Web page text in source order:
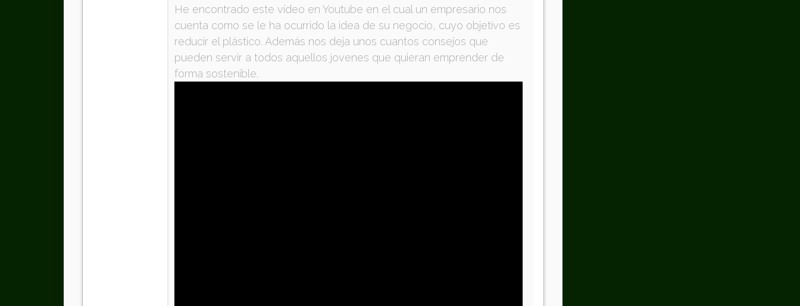
He encontrado este vídeo en Youtube en el cual un empresario nos
cuenta como se le ha ocurrido la idea de su negocio, cuyo objetivo es
reducir el plástico. Además nos deja unos cuantos consejos que
pueden servir a todos aquellos jovenes que quieran emprender de
forma sostenible.